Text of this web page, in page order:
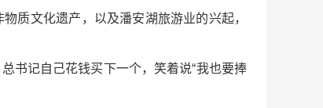
质文化遗产，以及潘安湖旅游业的兴起，
书记自己花钱买下一个，笑着说“我也要捧